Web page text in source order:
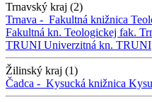
Trnavský kraj (2)
Trnava - Fakultná knižnica
Fakultná kn. Teologickej fak.
TRUNI Univerzitná kn. TRUNI
Žilinský kraj (1)
Čadca - Kysucká knižnica